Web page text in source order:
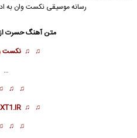
رسانه موسیقی نکست وان به
متن آهنگ حسرت
♫ ♫ نکست
…
♫ ♫
♫ ♫
♫ ♫